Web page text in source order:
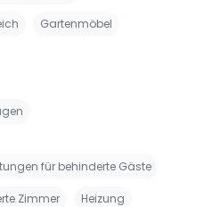
Gartenmöbel
für behinderte Gäste
Zimmer Heizung